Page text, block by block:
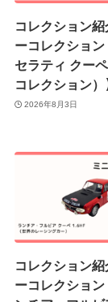
コレクション
ーコレクショ
セラティ クー
コレクション）
2026年8月3日
コレクション
ーコレクショ